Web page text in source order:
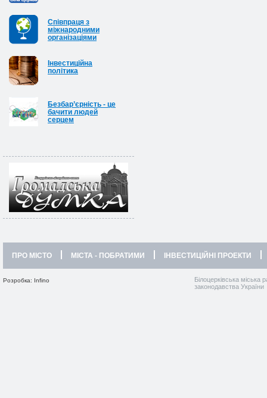
Співпраця з
міжнародними
організаціями
Інвестиційна
політика
Безбар’єрність - це
бачити людей
серцем
ПРО МІСТО МІСТА - ПОБРАТИМИ ІНВЕСТИЦІЙНІ ПРОЕКТИ
Розробка: Infino
Білоцерківська міська
законодавства України